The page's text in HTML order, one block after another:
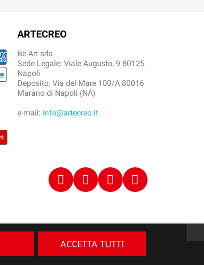
ARTECREO
Be Art srls
Sede Legale: Viale Augusto, 9 80125
Napoli
Deposito: Via del Mare 100/A 80016
Marano di Napoli (NA)
e-mail: info@artecreo.it
ACCETTA TUTTI